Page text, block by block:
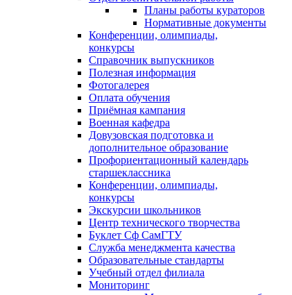
Планы работы кураторов
Нормативные документы
Конференции, олимпиады,
конкурсы
Справочник выпускников
Полезная информация
Фотогалерея
Оплата обучения
Приёмная кампания
Военная кафедра
Довузовская подготовка и
дополнительное образование
Профориентационный календарь
старшеклассника
Конференции, олимпиады,
конкурсы
Экскурсии школьников
Центр технического творчества
Буклет Сф СамГТУ
Служба менеджмента качества
Образовательные стандарты
Учебный отдел филиала
Мониторинг